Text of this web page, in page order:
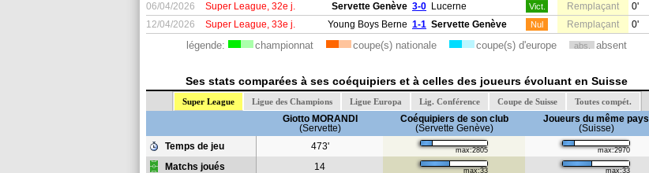
06/04/2026 Super League, 32e j. Servette Genève 3-0 Lucerne Vict. Remplaçant
0'
12/04/2026
Super League, 33e j. Young Boys Berne 1-1 Servette Genève Nul Remplaçant 0'
légende: championnat coupe(s) nationale coupe(s) d'europe abs. absent
Ses stats comparées à ses coéquipiers et à celles des joueurs évoluant en Suisse
Super League Ligue des Champions Ligue Europa Lig. Conférence Coupe de Suisse Toutes compét.
Giotto MORANDI
(Servette)
Coéquipiers de son club
(Servette Genève)
Joueurs du même pays
(Suisse)
Temps de jeu
473' max:2805 max:2970
Matchs joués 14 max:33 max:33